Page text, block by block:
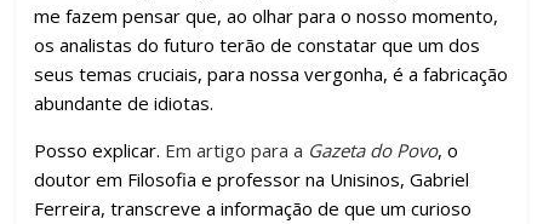
me fazem pensar que, ao olhar para o nosso momento,
os analistas do futuro terão de constatar que um dos
seus temas cruciais, para nossa vergonha, é a fabricação
abundante de idiotas.
Posso explicar. Em artigo para a Gazeta do Povo, o
doutor em Filosofia e professor na Unisinos, Gabriel
Ferreira, transcreve a informação de que um curioso